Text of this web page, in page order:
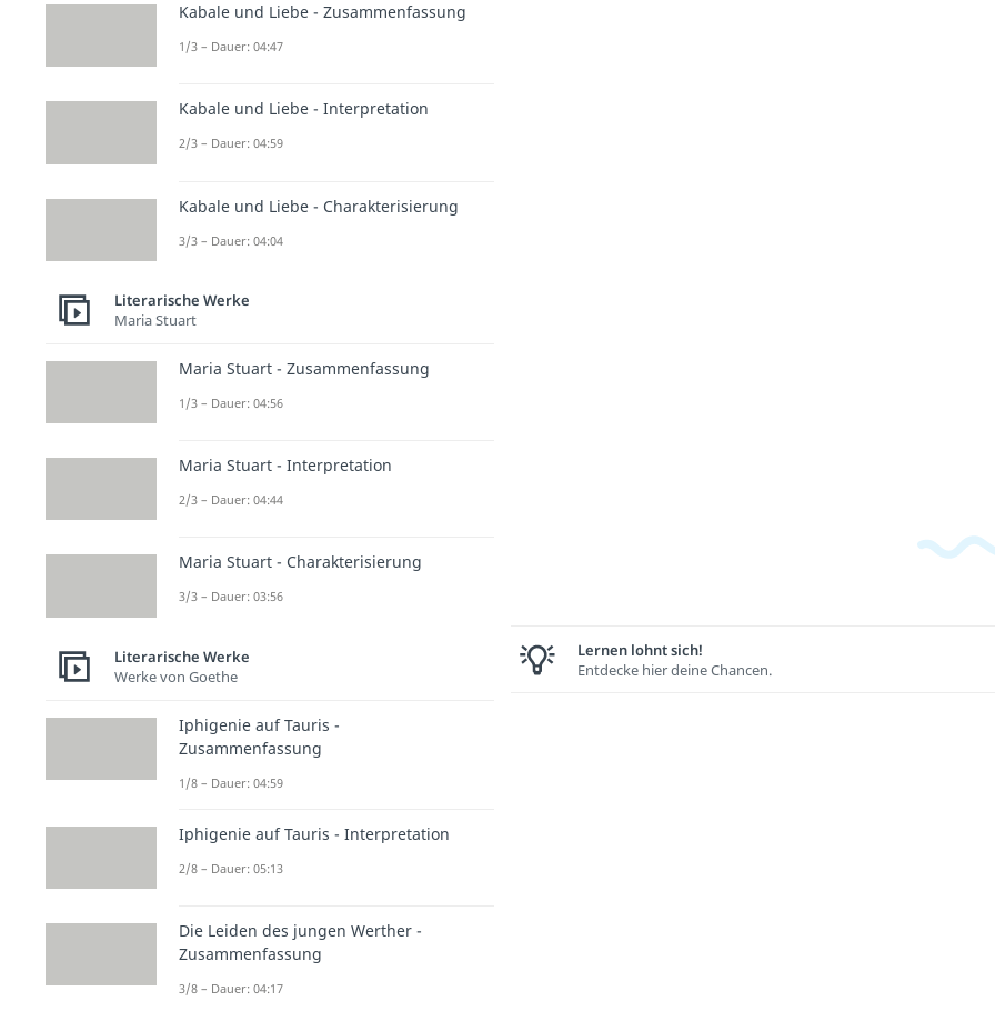
Lernen lohnt sich!
Entdecke hier deine Chancen.
Kabale und Liebe - Zusammenfassung
1/3 – Dauer: 04:47
Kabale und Liebe - Interpretation
2/3 – Dauer: 04:59
Kabale und Liebe - Charakterisierung
3/3 – Dauer: 04:04
Literarische Werke
Maria Stuart
Maria Stuart - Zusammenfassung
1/3 – Dauer: 04:56
Maria Stuart - Interpretation
2/3 – Dauer: 04:44
Maria Stuart - Charakterisierung
3/3 – Dauer: 03:56
Literarische Werke
Werke von Goethe
Iphigenie auf Tauris -
Zusammenfassung
1/8 – Dauer: 04:59
Iphigenie auf Tauris - Interpretation
2/8 – Dauer: 05:13
Die Leiden des jungen Werther -
Zusammenfassung
3/8 – Dauer: 04:17